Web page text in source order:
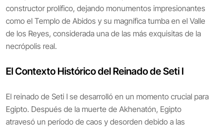
constructor prolífico, dejando monumentos impresionantes
como el Templo de Abidos y su magnífica tumba en el Valle
de los Reyes, considerada una de las más exquisitas de la
necrópolis real.
El Contexto Histórico del Reinado de Seti I
El reinado de Seti I se desarrolló en un momento crucial para
Egipto. Después de la muerte de Akhenatón, Egipto
atravesó un período de caos y desorden debido a las